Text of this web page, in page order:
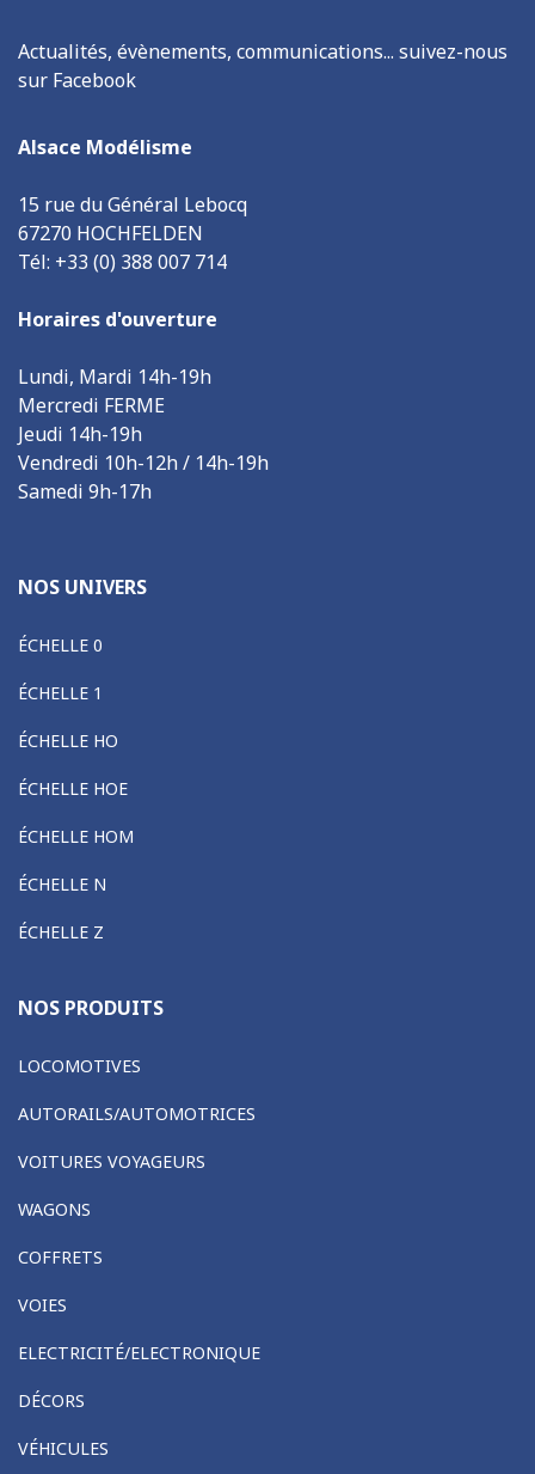
Actualités, évènements, communications... suivez-nous
sur Facebook
Alsace Modélisme
15 rue du Général Lebocq
67270 HOCHFELDEN
Tél: +33 (0) 388 007 714
Horaires d'ouverture
Lundi, Mardi 14h-19h
Mercredi FERME
Jeudi 14h-19h
Vendredi 10h-12h / 14h-19h
Samedi 9h-17h
NOS UNIVERS
ÉCHELLE 0
ÉCHELLE 1
ÉCHELLE HO
ÉCHELLE HOE
ÉCHELLE HOM
ÉCHELLE N
ÉCHELLE Z
NOS PRODUITS
LOCOMOTIVES
AUTORAILS/AUTOMOTRICES
VOITURES VOYAGEURS
WAGONS
COFFRETS
VOIES
ELECTRICITÉ/ELECTRONIQUE
DÉCORS
VÉHICULES